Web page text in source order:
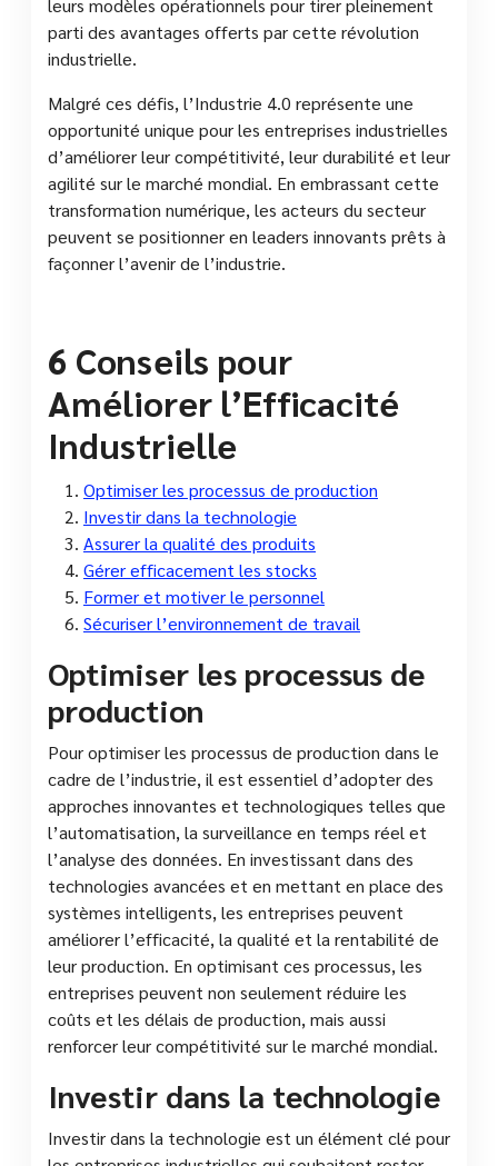
leurs modèles opérationnels pour tirer pleinement
parti des avantages offerts par cette révolution
industrielle.
Malgré ces défis, l’Industrie 4.0 représente une
opportunité unique pour les entreprises industrielles
d’améliorer leur compétitivité, leur durabilité et leur
agilité sur le marché mondial. En embrassant cette
transformation numérique, les acteurs du secteur
peuvent se positionner en leaders innovants prêts à
façonner l’avenir de l’industrie.
6 Conseils pour
Améliorer l’Efficacité
Industrielle
Optimiser les processus de production
Investir dans la technologie
Assurer la qualité des produits
Gérer efficacement les stocks
Former et motiver le personnel
Sécuriser l’environnement de travail
Optimiser les processus de
production
Pour optimiser les processus de production dans le
cadre de l’industrie, il est essentiel d’adopter des
approches innovantes et technologiques telles que
l’automatisation, la surveillance en temps réel et
l’analyse des données. En investissant dans des
technologies avancées et en mettant en place des
systèmes intelligents, les entreprises peuvent
améliorer l’efficacité, la qualité et la rentabilité de
leur production. En optimisant ces processus, les
entreprises peuvent non seulement réduire les
coûts et les délais de production, mais aussi
renforcer leur compétitivité sur le marché mondial.
Investir dans la technologie
Investir dans la technologie est un élément clé pour